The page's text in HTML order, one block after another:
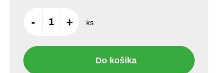
- + ks
Do košíka